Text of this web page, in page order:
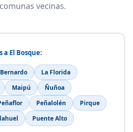
vecinas.
a El Bosque:
La Florida
Maipú
Ñuñoa
Peñalolén
Pirque
Puente Alto